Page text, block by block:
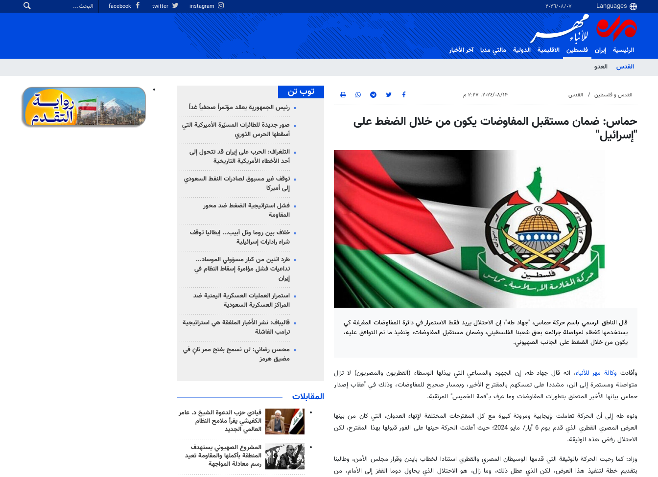
٠٧‏/٠٨‏/٢٠٢٦
الرئيسية إيران
فلسطین
القدس
العدو
الاقلیمیة الدولية مالتي مدیا آخر الأخبار
القدس و فلسطین القدس ١٣‏/٠٨‏/٢٠٢٤، ٢:٢٧ م
حماس: ضمان مستقبل المفاوضات يكون من خلال الضغط على
"إسرائيل"
قال الناطق الرسمي باسم حركة حماس، "جهاد طه"، إن الاحتلال يريد فقط الاستمرار في دائرة المفاوضات المفرغة كي
يستخدمها كغطاء لمواصلة جرائمه بحق شعبنا الفلسطيني، وضمان مستقبل المفاوضات، وتنفيذ ما تم التوافق عليه،
يكون من خلال الضغط على الجانب الصهيوني.
وأفادت وكالة مهر للأنباء، انه قال جهاد طه، إن الجهود والمساعي التي يبذلها الوسطاء (القطريون والمصريون) لا تزال
متواصلة ومستمرة إلى الن، مشددا على تمسكهم بالمقترح الأخير، وبمسار صحيح للمفاوضات، وذلك في أعقاب إصدار
حماس بيانها الأخير المتعلق بتطورات المفاوضات وما عرف بـ"قمة الخميس" المرتقبة.
ونوه طه إلى أن الحركة تعاملت بإيجابية ومرونة كبيرة مع كل المقترحات المختلفة لإنهاء العدوان، التي كان من بينها
العرض المصري القطري الذي قدم يوم 6 أيار/ مايو 2024؛ حيث أعلنت الحركة حينها على الفور قبولها بهذا المقترح، لكن
الاحتلال رفض هذه الوثيقة.
وزاد: كما رحبت الحركة بالوثيقة التي قدمها الوسيطان المصري والقطري استنادا لخطاب بايدن وقرار مجلس الأمن، وطالبنا
بتقديم خطة لتنفيذ هذا العرض، لكن الذي عطل ذلك، وما زال، هو الاحتلال الذي يحاول دوما القفز إلى الأمام، من
توب تن
رئيس الجمهورية يعقد مؤتمراً صحفياً غداً
صور جديدة للطائرات المسيّرة الأميركية التي
أسقطها الحرس الثوري
التلغراف: الحرب على إيران قد تتحول إلى
أحد الأخطاء الأمريكية التاريخية
توقف غير مسبوق لصادرات النفط السعودي
إلى أميركا
فشل استراتيجية الضغط ضد محور
المقاومة
خلاف بين روما وتل أبيب... إيطاليا توقف
شراء رادارات إسرائيلية
طرد اثنين من كبار مسؤولي الموساد...
تداعيات فشل مؤامرة إسقاط النظام في
إيران
استمرار العمليات العسكرية اليمنية ضد
المراكز العسكرية السعودية
قاليباف: نشر الأخبار الملفقة هي استراتيجية
ترامب الفاشلة
محسن رضائي: لن نسمح بفتح ممر ثانٍ في
مضيق هرمز
المقابلات
قيادي حزب الدعوة الشيخ د. عامر
الكفيشي يقرأ ملامح النظام
العالمي الجديد
المشروع الصهيوني يستهدف
المنطقة بأكملها والمقاومة تعيد
رسم معادلة المواجهة